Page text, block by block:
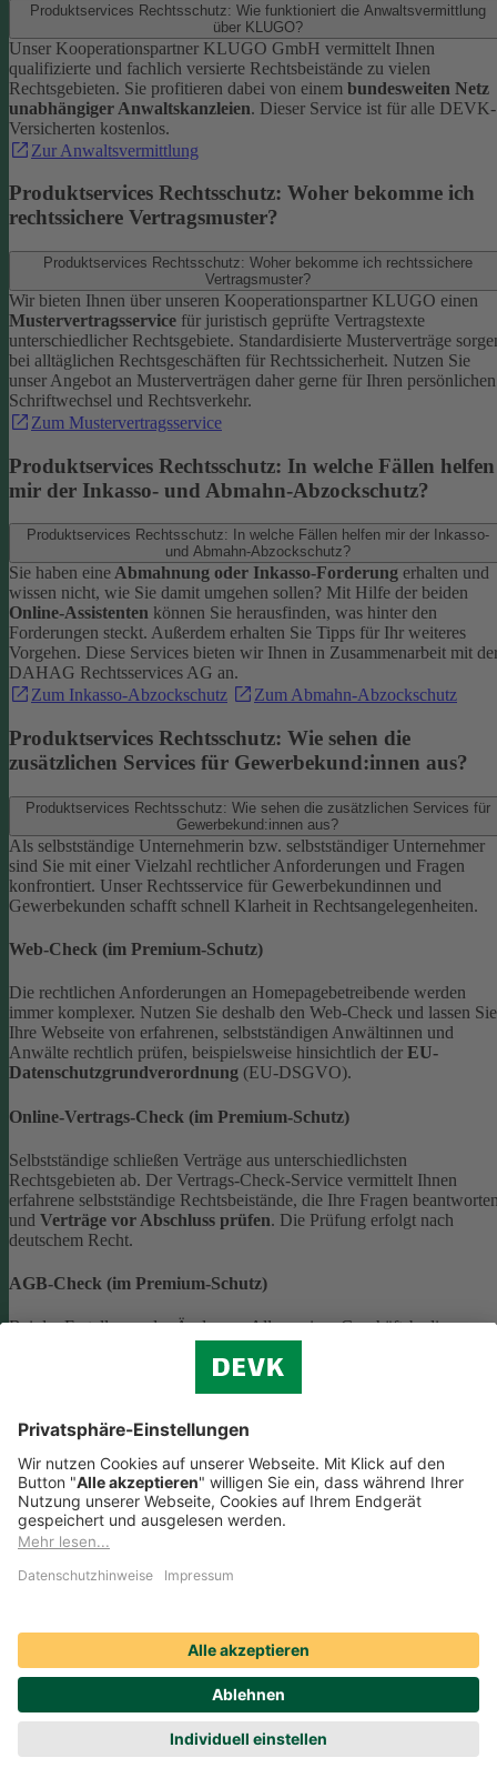
Produktservices Rechtsschutz: Wie funktioniert die Anwaltsvermittlung
über KLUGO?
Unser Kooperationspartner KLUGO GmbH vermittelt Ihnen
qualifizierte und fachlich versierte Rechtsbeistände zu vielen
Rechtsgebieten. Sie profitieren dabei von einem bundesweiten Netz
unabhängiger Anwaltskanzleien. Dieser Service ist für alle DEVK-
Versicherten kostenlos.
Zur Anwaltsvermittlung
Produktservices Rechtsschutz: Woher bekomme ich
rechtssichere Vertragsmuster?
Produktservices Rechtsschutz: Woher bekomme ich rechtssichere
Vertragsmuster?
Wir bieten Ihnen über unseren Kooperationspartner KLUGO einen
Mustervertragsservice für juristisch geprüfte Vertragstexte
unterschiedlicher Rechtsgebiete. Standardisierte Musterverträge
bei alltäglichen Rechtsgeschäften für Rechtssicherheit. Nutzen Sie
unser Angebot an Musterverträgen daher gerne für Ihren persönlichen
Schriftwechsel und Rechtsverkehr.
Zum Mustervertragsservice
Produktservices Rechtsschutz: In welche Fällen helfen
mir der Inkasso- und Abmahn-Abzockschutz?
Produktservices Rechtsschutz: In welche Fällen helfen mir der Inkasso-
und Abmahn-Abzockschutz?
Sie haben eineAbmahnung oder Inkasso-Forderung erhalten und
wissen nicht, wie Sie damit umgehen sollen? Mit Hilfe der beiden
Online-Assistenten können Sie herausfinden, was hinter den
Forderungen steckt. Außerdem erhalten Sie Tipps für Ihr weiteres
Vorgehen. Diese Services bieten wir Ihnen in Zusammenarbeit mit
DAHAG Rechtsservices AG an.
Zum Inkasso-Abzockschutz
Zum Abmahn-Abzockschutz
Produktservices Rechtsschutz: Wie sehen die
zusätzlichen Services für Gewerbekund:innen aus?
Produktservices Rechtsschutz: Wie sehen die zusätzlichen Services für
Gewerbekund:innen aus?
Als selbstständige Unternehmerin bzw. selbstständiger Unternehmer
sind Sie mit einer Vielzahl rechtlicher Anforderungen und Fragen
konfrontiert. Unser Rechtsservice für Gewerbekundinnen und
Gewerbekunden schafft schnell Klarheit in Rechtsangelegenheiten.
Web-Check (im Premium-Schutz)
Die rechtlichen Anforderungen an Homepagebetreibende werden
immer komplexer. Nutzen Sie deshalb den Web-Check und lassen Sie
Ihre Webseite von erfahrenen, selbstständigen Anwältinnen und
Anwälte rechtlich prüfen, beispielsweise hinsichtlich der EU-
Datenschutzgrundverordnung (EU-DSGVO).
Online-Vertrags-Check (im Premium-Schutz)
Selbstständige schließen Verträge aus unterschiedlichsten
Rechtsgebieten ab. Der Vertrags-Check-Service vermittelt Ihnen
erfahrene selbstständige Rechtsbeistände, die Ihre Fragen
und Verträge vor Abschluss prüfen. Die Prüfung erfolgt nach
deutschem Recht.
AGB-Check (im Premium-Schutz)
Bei der Erstellung oder Änderung Allgemeiner
(AGB) ist eine Vielzahl rechtlicher Vorschriften zu beachten. Wir
helfen Ihnen dabei und vermitteln Ihnen versierte selbstständige
Online-Portal der DAHAG Rechtsservices AG angeboten.
Beratungs-Rechtsschutz bei Unternehmensnachfolge
Wenn Sie Ihre Firma an eine Nachfolgerin oder einen Nachfolger
kompetente, selbstständige Rechtsanwältinnen und Rechtsanwälte,
Rechtsschutz an:0221 757-1996.
Produktservices Krankenversicherung: Welche
Vorteile bietet mir die Krankenversicherungs-App der
DEVK?